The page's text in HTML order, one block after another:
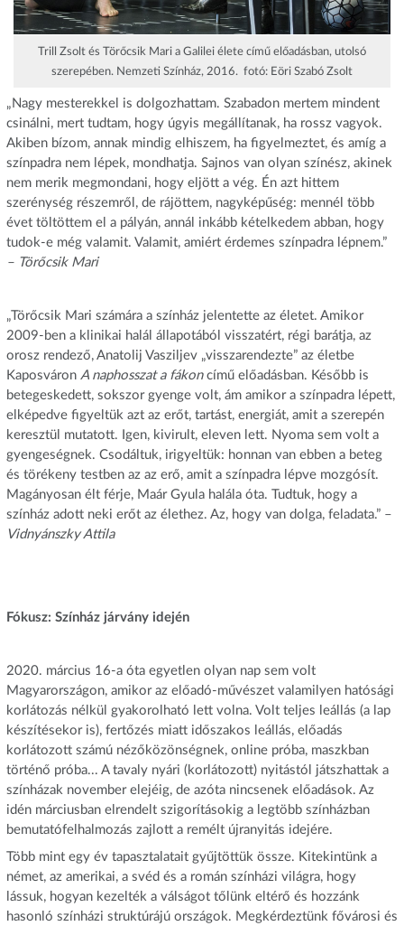
Trill Zsolt és Törőcsik Mari a Galilei élete című előadásban, utolsó
szerepében. Nemzeti Színház, 2016. fotó: Eöri Szabó Zsolt
„Nagy mesterekkel is dolgozhattam. Szabadon mertem mindent
csinálni, mert tudtam, hogy úgyis megállítanak, ha rossz vagyok.
Akiben bízom, annak mindig elhiszem, ha figyelmeztet, és amíg a
színpadra nem lépek, mondhatja. Sajnos van olyan színész, akinek
nem merik megmondani, hogy eljött a vég. Én azt hittem
szerénység részemről, de rájöttem, nagyképűség: mennél több
évet töltöttem el a pályán, annál inkább kételkedem abban, hogy
tudok-e még valamit. Valamit, amiért érdemes színpadra lépnem.”
– Törőcsik Mari
„Törőcsik Mari számára a színház jelentette az életet. Amikor
2009-ben a klinikai halál állapotából visszatért, régi barátja, az
orosz rendező, Anatolij Vasziljev „visszarendezte” az életbe
Kaposváron A naphosszat a fákon című előadásban. Később is
betegeskedett, sokszor gyenge volt, ám amikor a színpadra lépett,
elképedve figyeltük azt az erőt, tartást, energiát, amit a szerepén
keresztül mutatott. Igen, kivirult, eleven lett. Nyoma sem volt a
gyengeségnek. Csodáltuk, irigyeltük: honnan van ebben a beteg
és törékeny testben az az erő, amit a színpadra lépve mozgósít.
Magányosan élt férje, Maár Gyula halála óta. Tudtuk, hogy a
színház adott neki erőt az élethez. Az, hogy van dolga, feladata.” –
Vidnyánszky Attila
Fókusz: Színház járvány idején
2020. március 16-a óta egyetlen olyan nap sem volt
Magyarországon, amikor az előadó-művészet valamilyen hatósági
korlátozás nélkül gyakorolható lett volna. Volt teljes leállás (a lap
készítésekor is), fertőzés miatt időszakos leállás, előadás
korlátozott számú nézőközönségnek, online próba, maszkban
történő próba... A tavaly nyári (korlátozott) nyitástól játszhattak a
színházak november elejéig, de azóta nincsenek előadások. Az
idén márciusban elrendelt szigorításokig a legtöbb színházban
bemutatófelhalmozás zajlott a remélt újranyitás idejére.
Több mint egy év tapasztalatait gyűjtöttük össze. Kitekintünk a
német, az amerikai, a svéd és a román színházi világra, hogy
lássuk, hogyan kezelték a válságot tőlünk eltérő és hozzánk
hasonló színházi struktúrájú országok. Megkérdeztünk fővárosi és